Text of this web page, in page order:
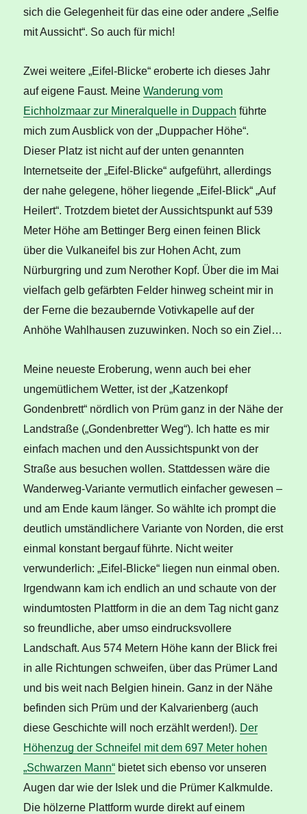
sich die Gelegenheit für das eine oder andere „Selfie
mit Aussicht“. So auch für mich!
Zwei weitere „Eifel-Blicke“ eroberte ich dieses Jahr
auf eigene Faust. MeineWanderung vom
Eichholzmaar zur Mineralquelle in Duppach führte
mich zum Ausblick von der „Duppacher Höhe“.
Dieser Platz ist nicht auf der unten genannten
Internetseite der „Eifel-Blicke“ aufgeführt, allerdings
der nahe gelegene, höher liegende „Eifel-Blick“ „Auf
Heilert“. Trotzdem bietet der Aussichtspunkt auf 539
Meter Höhe am Bettinger Berg einen feinen Blick
über die Vulkaneifel bis zur Hohen Acht, zum
Nürburgring und zum Nerother Kopf. Über die im Mai
vielfach gelb gefärbten Felder hinweg scheint mir in
der Ferne die bezaubernde Votivkapelle auf der
Anhöhe Wahlhausen zuzuwinken. Noch so ein Ziel…
Meine neueste Eroberung, wenn auch bei eher
ungemütlichem Wetter, ist der „Katzenkopf
Gondenbrett“ nördlich von Prüm ganz in der Nähe der
Landstraße („Gondenbretter Weg“). Ich hatte es mir
einfach machen und den Aussichtspunkt von der
Straße aus besuchen wollen. Stattdessen wäre die
Wanderweg-Variante vermutlich einfacher gewesen –
und am Ende kaum länger. So wählte ich prompt die
deutlich umständlichere Variante von Norden, die erst
einmal konstant bergauf führte. Nicht weiter
verwunderlich: „Eifel-Blicke“ liegen nun einmal oben.
Irgendwann kam ich endlich an und schaute von der
windumtosten Plattform in die an dem Tag nicht ganz
so freundliche, aber umso eindrucksvollere
Landschaft. Aus 574 Metern Höhe kann der Blick frei
in alle Richtungen schweifen, über das Prümer Land
und bis weit nach Belgien hinein. Ganz in der Nähe
befinden sich Prüm und der Kalvarienberg (auch
diese Geschichte will noch erzählt werden!). Der
Höhenzug der Schneifel mit dem 697 Meter hohen
„Schwarzen Mann“ bietet sich ebenso vor unseren
Augen dar wie der Islek und die Prümer Kalkmulde.
Die hölzerne Plattform wurde direkt auf einem